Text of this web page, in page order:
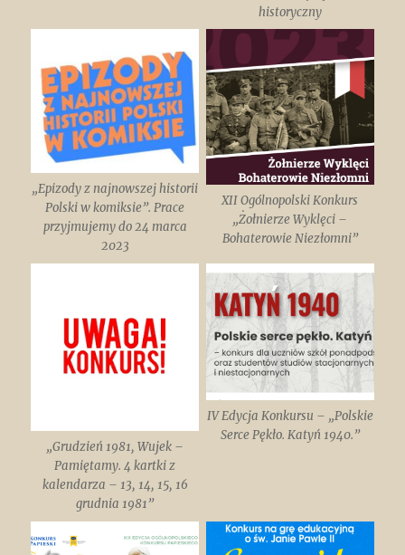
historyczny
„Epizody z najnowszej historii
Polski w komiksie”. Prace
przyjmujemy do 24 marca
2023
XII Ogólnopolski Konkurs
„Żołnierze Wyklęci –
Bohaterowie Niezłomni”
„Grudzień 1981, Wujek –
Pamiętamy. 4 kartki z
kalendarza – 13, 14, 15, 16
grudnia 1981”
IV Edycja Konkursu – „Polskie
Serce Pękło. Katyń 1940.”